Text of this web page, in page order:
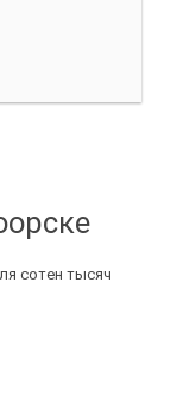
сотен тысяч